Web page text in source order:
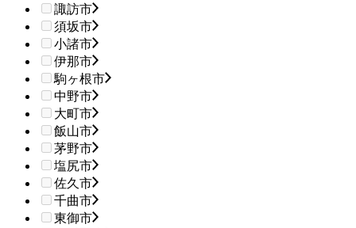
諏訪市
須坂市
小諸市
伊那市
駒ヶ根市
中野市
大町市
飯山市
茅野市
塩尻市
佐久市
千曲市
東御市